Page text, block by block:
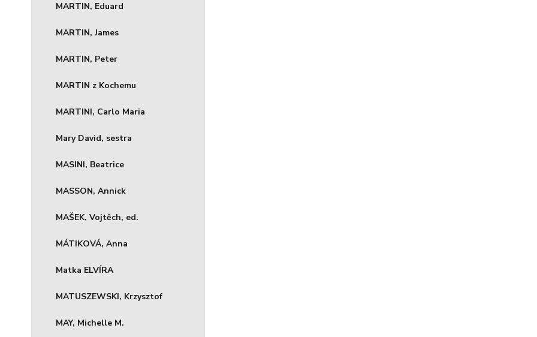
MARTIN, Eduard
MARTIN, James
MARTIN, Peter
MARTIN z Kochemu
MARTINI, Carlo Maria
Mary David, sestra
MASINI, Beatrice
MASSON, Annick
MAŠEK, Vojtěch, ed.
MÁTIKOVÁ, Anna
Matka ELVÍRA
MATUSZEWSKI, Krzysztof
MAY, Michelle M.